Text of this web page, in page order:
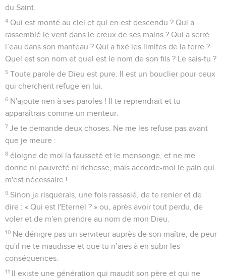
du Saint.
4 Qui est monté au ciel et qui en est descendu ? Qui a
rassemblé le vent dans le creux de ses mains ? Qui a serré
l’eau dans son manteau ? Qui a fixé les limites de la terre ?
Quel est son nom et quel est le nom de son fils ? Le sais-tu ?
5 Toute parole de Dieu est pure. Il est un bouclier pour ceux
qui cherchent refuge en lui.
6 N'ajoute rien à ses paroles ! Il te reprendrait et tu
apparaîtrais comme un menteur.
7 Je te demande deux choses. Ne me les refuse pas avant
que je meure :
8 éloigne de moi la fausseté et le mensonge, et ne me
donne ni pauvreté ni richesse, mais accorde-moi le pain qui
m'est nécessaire !
9 Sinon je risquerais, une fois rassasié, de te renier et de
dire : « Qui est l'Eternel ? » ou, après avoir tout perdu, de
voler et de m'en prendre au nom de mon Dieu.
10 Ne dénigre pas un serviteur auprès de son maître, de peur
qu'il ne te maudisse et que tu n’aies à en subir les
conséquences.
11 Il existe une génération qui maudit son père et qui ne